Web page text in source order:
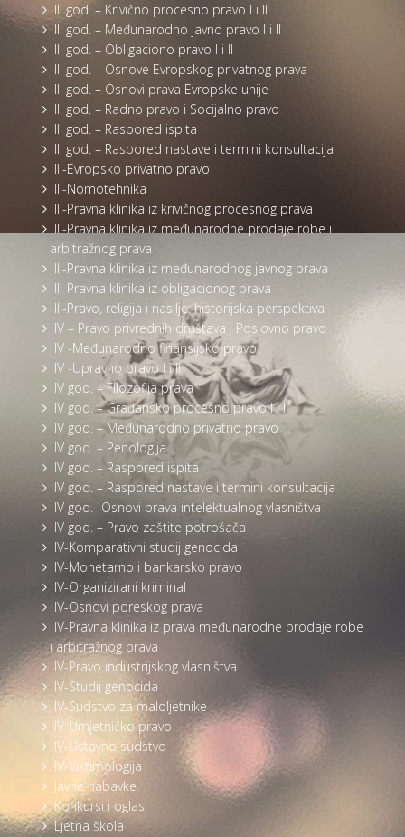
III god. – Krivično procesno pravo I i II
III god. – Međunarodno javno pravo I i II
III god. – Obligaciono pravo I i II
III god. – Osnove Evropskog privatnog prava
III god. – Osnovi prava Evropske unije
III god. – Radno pravo i Socijalno pravo
III god. – Raspored ispita
III god. – Raspored nastave i termini konsultacija
III-Evropsko privatno pravo
III-Nomotehnika
III-Pravna klinika iz krivičnog procesnog prava
III-Pravna klinika iz međunarodne prodaje robe i
arbitražnog prava
III-Pravna klinika iz međunarodnog javnog prava
III-Pravna klinika iz obligacionog prava
III-Pravo, religija i nasilje: historijska perspektiva
IV – Pravo privrednih društava i Poslovno pravo
IV -Međunarodno finansijsko pravo
IV -Upravno pravo I i II
IV god. – Filozofija prava
IV god. – Građansko procesno pravo I i II
IV god. – Međunarodno privatno pravo
IV god. – Penologija
IV god. – Raspored ispita
IV god. – Raspored nastave i termini konsultacija
IV god. -Osnovi prava intelektualnog vlasništva
IV god. – Pravo zaštite potrošača
IV-Komparativni studij genocida
IV-Monetarno i bankarsko pravo
IV-Organizirani kriminal
IV-Osnovi poreskog prava
IV-Pravna klinika iz prava međunarodne prodaje robe
i arbitražnog prava
IV-Pravo industrijskog vlasništva
IV-Studij genocida
IV-Sudstvo za maloljetnike
IV-Umjetničko pravo
IV-Ustavno sudstvo
IV-Viktimologija
Javne nabavke
Konkursi i oglasi
Ljetna škola